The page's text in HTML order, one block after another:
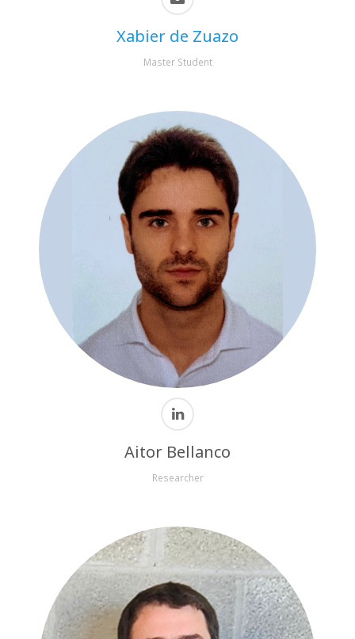
Xabier de Zuazo
Master Student
Aitor Bellanco
Researcher